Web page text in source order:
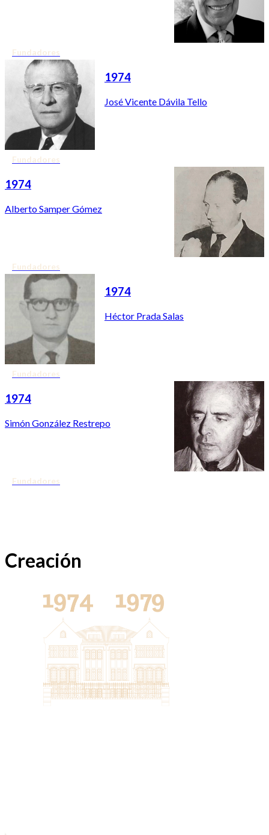
Fundadores
1974
José Vicente Dávila Tello
Fundadores
1974
Alberto Samper Gómez
Fundadores
1974
Héctor Prada Salas
Fundadores
1974
Simón González Restrepo
Fundadores
Creación